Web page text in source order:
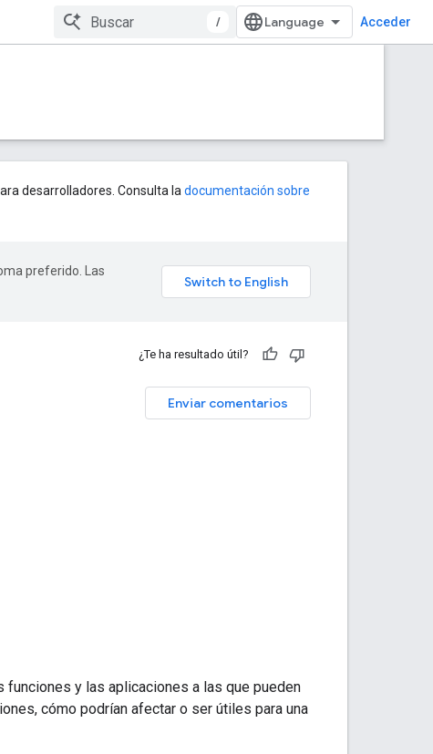
/ Acceder
desarrolladores. Consulta la documentación sobre
preferido. Las
¿Te ha resultado útil?
Enviar comentarios
funciones y las aplicaciones a las que pueden
cómo podrían afectar o ser útiles para una